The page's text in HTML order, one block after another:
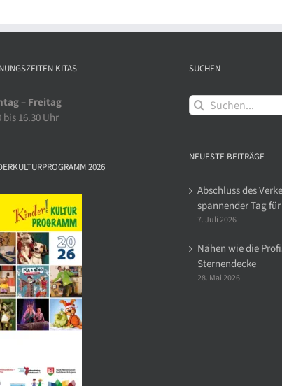
KITAS
– Freitag
bis 16.30 Uhr
2026
SUCHEN
Suche
nach:
NEUESTE BEITRÄGE
Abschluss des
spannender Tag
7. Juli 2026
Nähen wie die
Sternendecke
28. Mai 2026